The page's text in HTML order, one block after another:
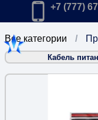
Главная
Позвонить в
+7 (777)
Все категории
Кабель